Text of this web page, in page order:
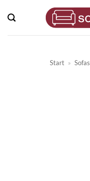
Inhalt
springen
Start » Sofas